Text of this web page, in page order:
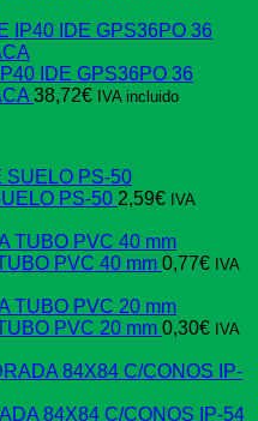
IDE GPS36PO 36
38,72€ IVA incluido
PS-50 2,59€ IVA
PVC 40 mm 0,77€ IVA
PVC 20 mm 0,30€ IVA
84X84 C/CONOS IP-54